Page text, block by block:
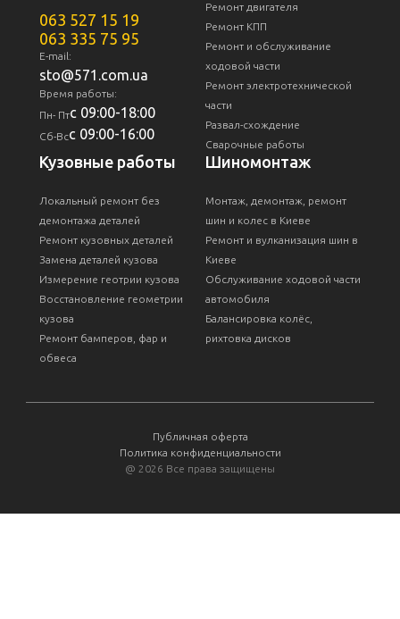
063 527 15 19
063 335 75 95
E-mail:
sto@571.com.ua
Время работы:
Пн- Птс 09:00-18:00
Сб-Всс 09:00-16:00
Ремонт двигателя
Ремонт КПП
Ремонт и обслуживание
ходовой части
Ремонт электротехнической
части
Развал-схождение
Сварочные работы
Кузовные работы
Локальный ремонт без
демонтажа деталей
Ремонт кузовных деталей
Замена деталей кузова
Измерение геотрии кузова
Восстановление геометрии
кузова
Ремонт бамперов, фар и
обвеса
Шиномонтаж
Монтаж, демонтаж, ремонт
шин и колес в Киеве
Ремонт и вулканизация шин в
Киеве
Обслуживание ходовой части
автомобиля
Балансировка колёс,
рихтовка дисков
Публичная оферта
Политика конфиденциальности
@ 2026 Все права защищены